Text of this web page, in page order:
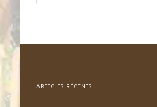
ARTICLES RÉCENTS